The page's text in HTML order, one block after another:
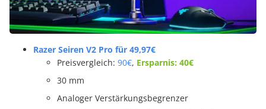
Razer Seiren V2 Pro für 49,97€
Preisvergleich: 90€, Ersparnis: 40€
30 mm
Analoger Verstärkungsbegrenzer